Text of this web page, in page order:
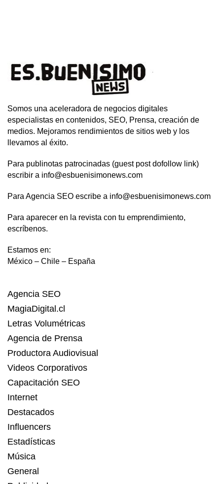
Somos una aceleradora de negocios digitales
especialistas en contenidos, SEO, Prensa, creación de
medios. Mejoramos rendimientos de sitios web y los
llevamos al éxito.
Para publinotas patrocinadas (guest post dofollow link)
escribir a info@esbuenisimonews.com
Para Agencia SEO escribe a info@esbuenisimonews.com
Para aparecer en la revista con tu emprendimiento,
escríbenos.
Estamos en:
México – Chile – España
Agencia SEO
MagiaDigital.cl
Letras Volumétricas
Agencia de Prensa
Productora Audiovisual
Videos Corporativos
Capacitación SEO
Internet
Destacados
Influencers
Estadísticas
Música
General